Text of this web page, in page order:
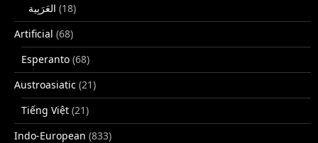
(18)
Artificial (68)
Esperanto (68)
Austroasiatic (21)
Tiếng Việt (21)
Indo-European (833)